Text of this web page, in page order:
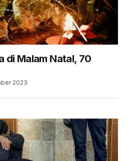
di Malam Natal, 70
2023